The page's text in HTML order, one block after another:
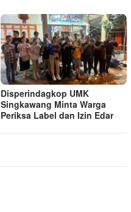
Disperindagkop UMK
Singkawang Minta Warga
Periksa Label dan Izin Edar